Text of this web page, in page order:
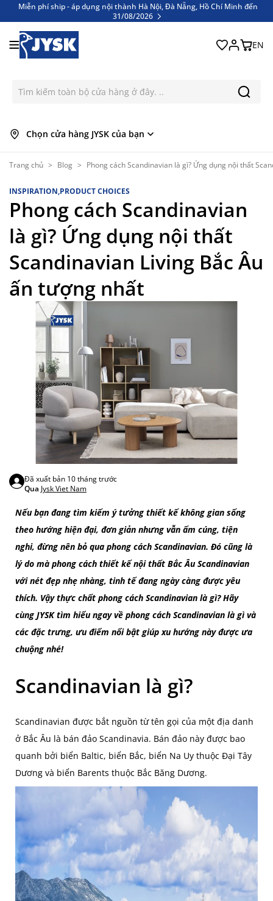
Miễn phí ship - áp dụng nội thành Hà Nội, Đà Nẵng, Hồ Chí Minh đến
31/08/2026
EN
Chọn cửa hàng JYSK của bạn
Trang chủ > Blog > Phong cách Scandinavian là gì? Ứng dụng nội thất
INSPIRATION,PRODUCT CHOICES
Phong cách Scandinavian
là gì? Ứng dụng nội thất
Scandinavian Living Bắc Âu
ấn tượng nhất
Đã xuất bản 10 tháng trước
Qua Jysk Viet Nam
Nếu bạn đang tìm kiếm ý tưởng thiết kế không gian sống
theo hướng hiện đại, đơn giản nhưng vẫn ấm cúng, tiện
nghi, đừng nên bỏ qua phong cách Scandinavian. Đó cũng là
lý do mà phong cách thiết kế nội thất Bắc Âu Scandinavian
với nét đẹp nhẹ nhàng, tinh tế đang ngày càng được yêu
thích. Vậy thực chất phong cách Scandinavian là gì? Hãy
cùng JYSK tìm hiểu ngay về phong cách Scandinavian là gì và
các đặc trưng, ưu điểm nổi bật giúp xu hướng này được ưa
chuộng nhé!
Scandinavian là gì?
Scandinavian được bắt nguồn từ tên gọi của một địa danh
ở Bắc Âu là bán đảo Scandinavia. Bán đảo này được bao
quanh bởi biển Baltic, biển Bắc, biển Na Uy thuộc Đại Tây
Dương và biển Barents thuộc Bắc Băng Dương.